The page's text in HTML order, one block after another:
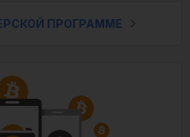
ПРОГРАММЕ